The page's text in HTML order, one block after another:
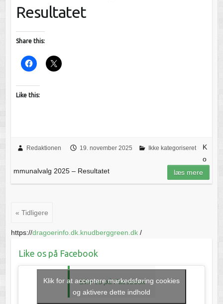
Resultatet
Share this:
Like this:
Redaktionen 19. november 2025 Ikke kategoriseret
K
o
mmunalvalg 2025 – Resultatet
læs mere
« Tidligere
https://dragoerinfo.dk.knudberggreen.dk/
Like os på Facebook
Like os på Facebook
Klik for at acceptere markedsføring cookies
og aktivere dette indhold